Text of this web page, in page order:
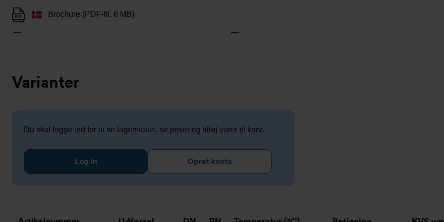
Brochure (PDF-fil, 6 MB)
Varianter
Du skal logge ind for at se lagerstatus, se priser og tilføj varer til kurv.
Log in Opret konto